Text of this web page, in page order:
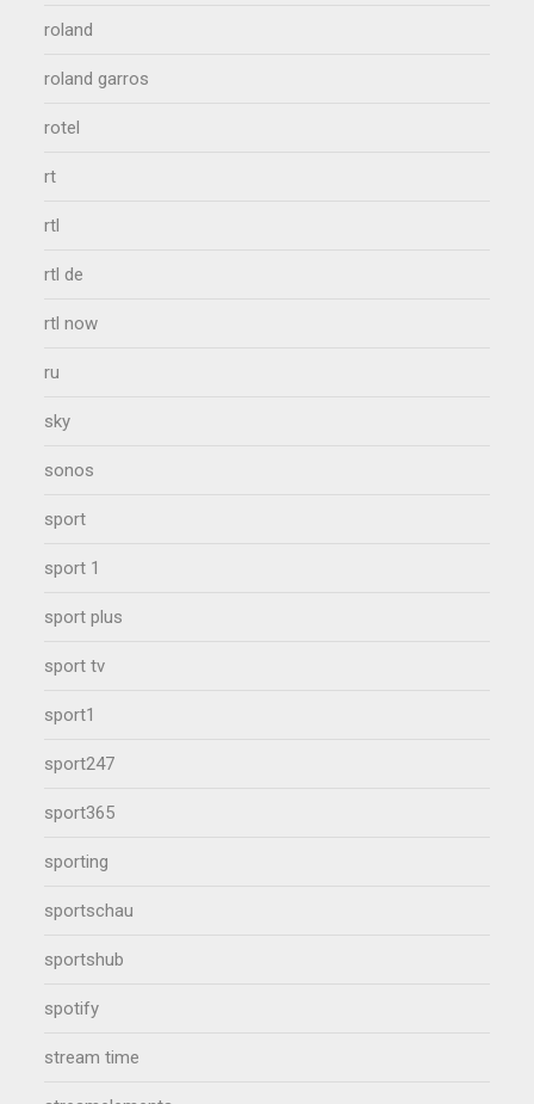
roland
roland garros
rotel
rt
rtl
rtl de
rtl now
ru
sky
sonos
sport
sport 1
sport plus
sport tv
sport1
sport247
sport365
sporting
sportschau
sportshub
spotify
stream time